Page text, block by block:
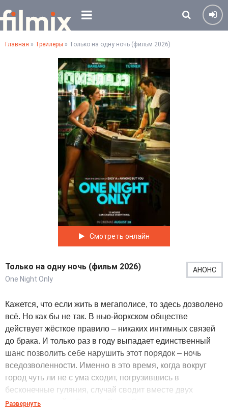
Главная » Трейлеры » Только на одну ночь (фильм 2026)
Смотреть онлайн
Только на одну ночь (фильм 2026)
One Night Only
АНОНС
Кажется, что если жить в мегаполисе, то здесь дозволено
всё. Но как бы не так. В нью-йоркском обществе
действует жёсткое правило – никаких интимных связей
до брака. И только раз в году выпадает единственный
шанс позволить себе нарушить этот порядок – ночь
вседозволенности. Именно в это время, когда вокруг
город чуть ли не с ума сходит, погрузившись в
бесконечные гуляния, случай сводит вместе двух
одиноких людей – Оуэна и Элли. Он только что вышел из
Развернуть